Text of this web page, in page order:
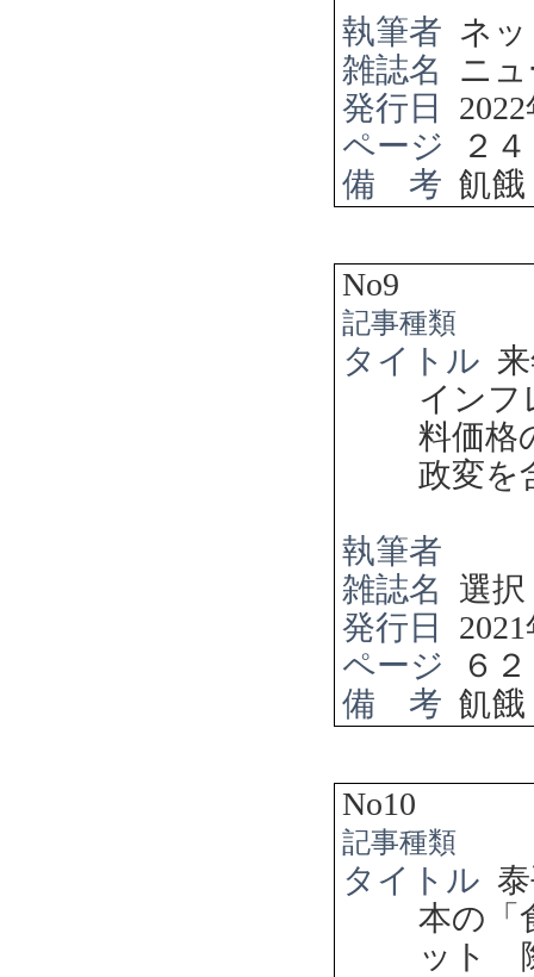
執筆者 ネ
雑誌名
ニ
発行日
2022
ページ
２
備 考 飢餓
No9
記事種類
タイトル
イン
料価
政変を
執筆者
雑誌名
選択
発行日
2021
ページ
６
備 考 飢餓
No10
記事種類
タイトル
本の
ット